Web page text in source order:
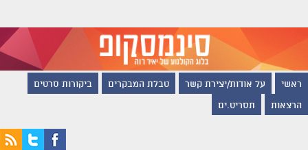
ראשי על אודות/יצירת קשר טבלת המבקרים ביקורות סרטים
הרצאות תסריט.ים